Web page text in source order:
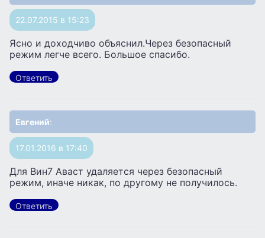
22.07.2015 в 15:23
Ясно и доходчиво объяснил.Через безопасный
режим легче всего. Большое спасибо.
Ответить
Евгений:
17.01.2016 в 17:40
Для Вин7 Аваст удаляется через безопасный
режим, иначе никак, по другому не получилось.
Ответить